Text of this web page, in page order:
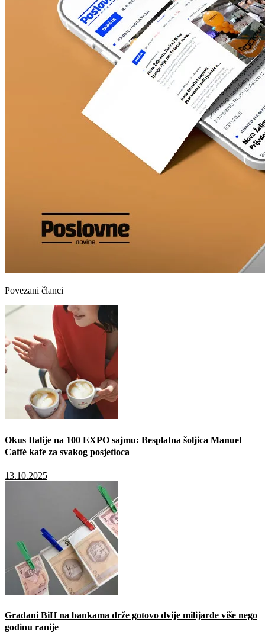
Povezani članci
Okus Italije na 100 EXPO sajmu: Besplatna šoljica Manuel
Caffé kafe za svakog posjetioca
13.10.2025
Građani BiH na bankama drže gotovo dvije milijarde više nego
godinu ranije